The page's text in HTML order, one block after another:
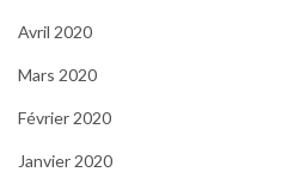
Avril 2020
Mars 2020
Février 2020
Janvier 2020